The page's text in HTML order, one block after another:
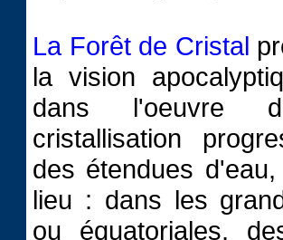
La Forêt de Cristal
la vision
dans l'oeuvre
cristallisation
des étendues
lieu : dans les
ou équatoriales,